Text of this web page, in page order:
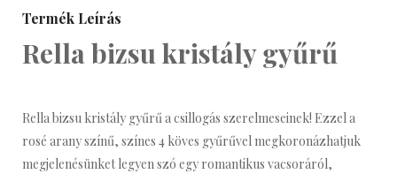
Termék Leírás
Rella bizsu kristály gyűrű
Rella bizsu kristály gyűrű a csillogás szerelmeseinek! Ezzel a
rosé arany színű, színes 4 köves gyűrűvel megkoronázhatjuk
megjelenésünket legyen szó egy romantikus vacsoráról,